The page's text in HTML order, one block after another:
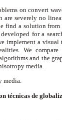
on convert
are severely no
find a solution from
for a
implement a visual
We compare
and the
media.
media.
técnicas de